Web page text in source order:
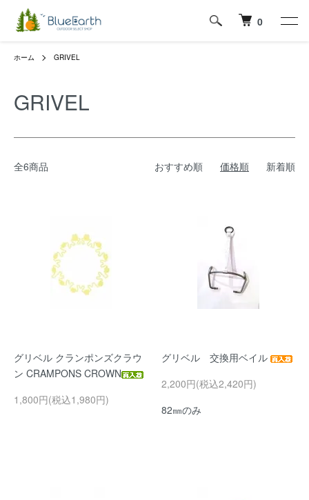
0
ホーム GRIVEL
GRIVEL
全6商品 おすすめ順 価格順 新着順
グリベル クランポンズクラウ
ン CRAMPONS CROWN
1,800円(税込1,980円)
グリベル 交換用ベイル
2,200円(税込2,420円)
82㎜のみ